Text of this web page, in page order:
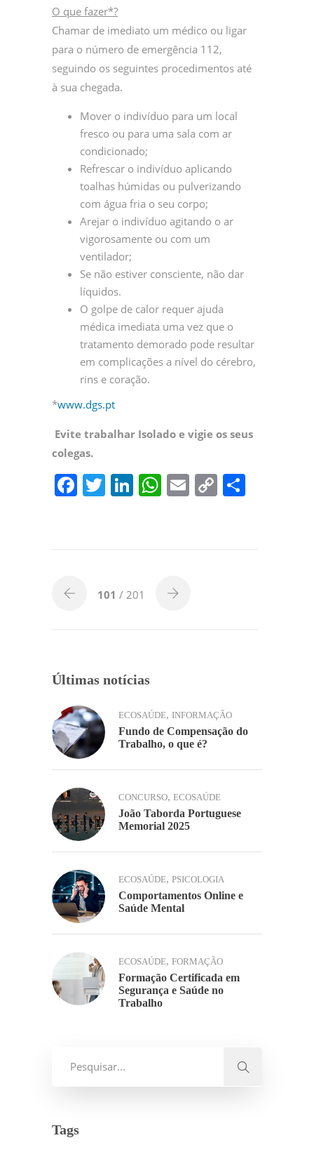
O que fazer*?
Chamar de imediato um médico ou ligar
para o número de emergência 112,
seguindo os seguintes procedimentos até
à sua chegada.
Mover o indivíduo para um local
fresco ou para uma sala com ar
condicionado;
Refrescar o indivíduo aplicando
toalhas húmidas ou pulverizando
com água fria o seu corpo;
Arejar o indivíduo agitando o ar
vigorosamente ou com um
ventilador;
Se não estiver consciente, não dar
líquidos.
O golpe de calor requer ajuda
médica imediata uma vez que o
tratamento demorado pode resultar
em complicações a nível do cérebro,
rins e coração.
*www.dgs.pt
Evite trabalhar Isolado e vigie os seus
colegas.
F T Li
n
W
p
E C
101 / 201
Últimas notícias
ECOSAÚDE, INFORMAÇÃO
Fundo de Compensação do
Trabalho, o que é?
CONCURSO, ECOSAÚDE
João Taborda Portuguese
Memorial 2025
ECOSAÚDE, PSICOLOGIA
Comportamentos Online e
Saúde Mental
ECOSAÚDE, FORMAÇÃO
Formação Certificada em
Segurança e Saúde no
Trabalho
Tags